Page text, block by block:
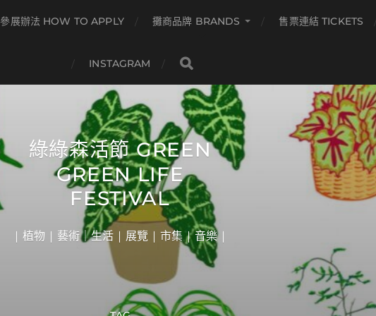
參展辦法 HOW TO APPLY 攤商品牌 BRANDS 售票連結 TICKETS
INSTAGRAM
綠綠森活節 GREEN
GREEN LIFE
FESTIVAL
| 植物 | 藝術｜生活 | 展覽 | 市集 | 音樂 |